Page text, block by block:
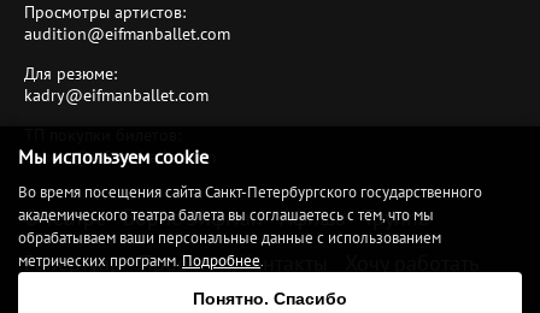
Просмотры артистов:
audition@eifmanballet.com
Для резюме:
kadry@eifmanballet.com
tickets@eifmanballet.com
О театре Борис Эйфман Афиша
Труппа
Репертуар
Проекты Контакты
Мы используем cookie
Во время посещения сайта Санкт-Петербургского государственного
академического театра балета вы соглашаетесь с тем, что мы
обрабатываем ваши персональные данные с использованием
метрических программ. Подробнее.
Понятно. Спасибо